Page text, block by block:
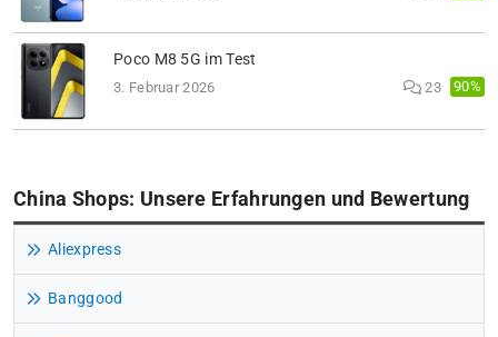
Poco M8 5G im Test
3. Februar 2026 23 90%
China Shops: Unsere Erfahrungen und Bewertung
Aliexpress
Banggood